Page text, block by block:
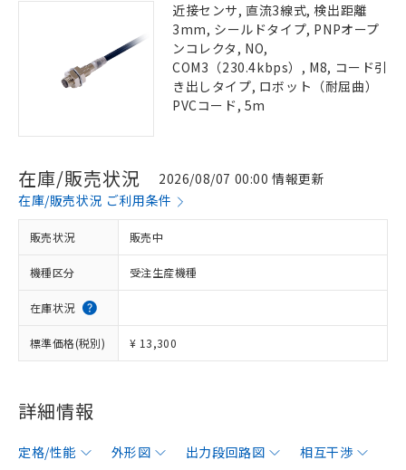
近接センサ, 直流3線式, 検出距離
3mm, シールドタイプ, PNPオープ
ンコレクタ, NO,
COM3（230.4kbps）, M8, コード引
き出しタイプ, ロボット（耐屈曲）
PVCコード, 5m
在庫/販売状況
2026/08/07 00:00 情報更新
在庫/販売状況 ご利用条件
販売状況 販売中
機種区分 受注生産機種
在庫状況
標準価格(税別) ¥ 13,300
詳細情報
定格/性能 外形図 出力段回路図
相互干渉